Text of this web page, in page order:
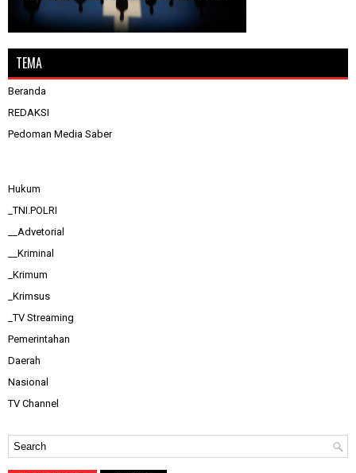
TEMA
Beranda
REDAKSI
Pedoman Media Saber
Hukum
_TNI.POLRI
__Advetorial
__Kriminal
_Krimum
_Krimsus
_TV Streaming
Pemerintahan
Daerah
Nasional
TV Channel